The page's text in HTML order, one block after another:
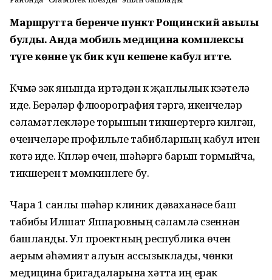
Маршрутта беренче пункт Рощинский авылы
булды. Анда мобиль медицина комплексы
тәүге көнне үк бик күп кешене кабул итте.
Күчмә үзәк янында иртәдән үк җанлылык күзәтелә
иде. Берәүләр флюорография үтәргә, икенчеләр
сәламәтлекләре торышын тикшертергә килгән,
өченчеләре профильле табибларның кабул итүен
көтә иде. Күпләр өчен, шәһәргә барып тормыйча,
тикшеренү үтү мөмкинлеге бу.
Чара 1 санлы шәһәр клиник дәваханәсе баш
табибы Илшат Яппаровның сәламләү сүзеннән
башланды. Ул проектның республика өчен
аерым әһәмият алуын ассызыклады, чөнки
медицина бригадаларына хәтта иң ерак